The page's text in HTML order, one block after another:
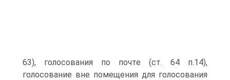
63), голосования по почте (ст. 64 п.14),
голосование вне помещения для голосования